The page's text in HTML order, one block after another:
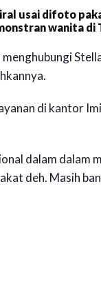
usai difoto
wanita di
di kantor
dalam dalam
deh. Masih